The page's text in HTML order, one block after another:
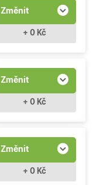
Změnit
+ 0 Kč
Změnit
+ 0 Kč
Změnit
+ 0 Kč